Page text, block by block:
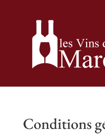
Conditions